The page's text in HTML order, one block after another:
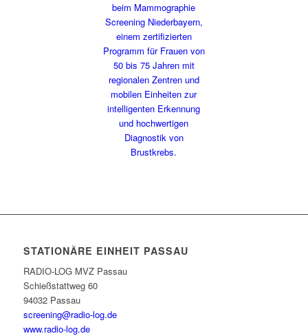
STATIONÄRE EINHEIT PASSAU
RADIO-LOG MVZ Passau
Schießstattweg 60
94032 Passau
screening@radio-log.de
www.radio-log.de